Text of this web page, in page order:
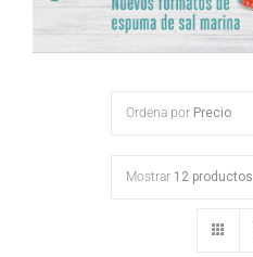
Ordena por Precio
Mostrar 12 productos